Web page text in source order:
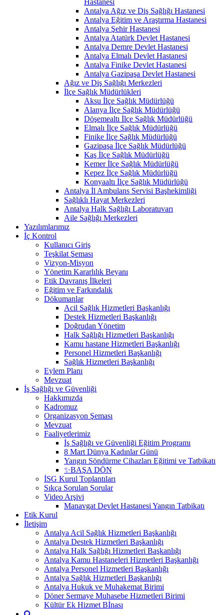
Antalya Ağız ve Diş Sağlığı Hastanesi
Antalya Eğitim ve Araştırma Hastanesi
Antalya Şehir Hastanesi
Antalya Atatürk Devlet Hastanesi
Antalya Demre Devlet Hastanesi
Antalya Elmalı Devlet Hastanesi
Antalya Finike Devlet Hastanesi
Antalya Gazipaşa Devlet Hastanesi
Ağız ve Diş Sağlığı Merkezleri
İlçe Sağlık Müdürlükleri
Aksu İlçe Sağlık Müdürlüğü
Alanya İlçe Sağlık Müdürlüğü
Döşemealtı İlçe Sağlık Müdürlüğü
Elmalı İlçe Sağlık Müdürlüğü
Finike İlçe Sağlık Müdürlüğü
Gazipaşa İlçe Sağlık Müdürlüğü
Kaş İlçe Sağlık Müdürlüğü
Kemer İlçe Sağlık Müdürlüğü
Kepez İlçe Sağlık Müdürlüğü
Konyaaltı İlçe Sağlık Müdürlüğü
Antalya İl Ambulans Servisi Başhekimliği
Sağlıklı Hayat Merkezleri
Antalya Halk Sağlığı Laboratuvarı
Aile Sağlığı Merkezleri
Yazılımlarımız
İç Kontrol
Kullanıcı Giriş
Teşkilat Şeması
Vizyon-Misyon
Yönetim Kararlılık Beyanı
Etik Davranış İlkeleri
Eğitim ve Farkındalık
Dökumanlar
Acil Sağlık Hizmetleri Başkanlığı
Destek Hizmetleri Başkanlığı
Doğrudan Yönetim
Halk Sağlığı Hizmetleri Başkanlığı
Kamu hastane Hizmetleri Başkanlığı
Personel Hizmetleri Başkanlığı
Sağlık Hizmetleri Başkanlığı
Eylem Planı
Mevzuat
İş Sağlığı ve Güvenliği
Hakkımızda
Kadromuz
Organizasyon Şeması
Mevzuat
Faaliyetlerimiz
İş Sağlığı ve Güvenliği Eğitim Programı
8 Mart Dünya Kadınlar Günü
Yangın Söndürme Cihazları Eğitimi ve Tatbikatı
✨BAŞA DÖN
İSG Kurul Toplantıları
Sıkça Sorulan Sorular
Video Arşivi
Manavgat Devlet Hastanesi Yangın Tatbikatı
Etik Kurul
İletişim
Antalya Acil Sağlık Hizmetleri Başkanlığı
Antalya Destek Hizmetleri Başkanlığı
Antalya Halk Sağlığı Hizmetleri Başkanlığı
Antalya Kamu Hastaneleri Hizmetleri Başkanlığı
Antalya Personel Hizmetleri Başkanlığı
Antalya Sağlık Hizmetleri Başkanlığı
Antalya Hukuk ve Muhakemat Birimi
Döner Sermaye Muhasebe Hizmetleri Birimi
Kültür Ek Hizmet Bİnası